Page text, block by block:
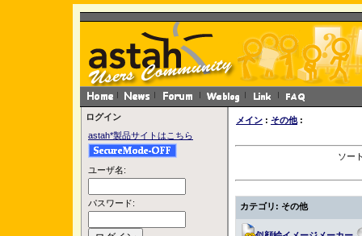
ログイン
astah*製品サイトはこちら
ユーザ名:
パスワード:
メイン : その他:
ソー
カテゴリ: その他